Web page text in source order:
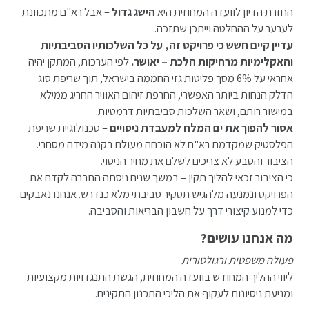
החזרת הדיון לוועדה המחוזית היאהישג גדול– אבל רא"ם מתכוונת
לערער על ההחלטה וייתכן שתזכה.
עדיין קיים חשש כי פרויקט זה, על כל השלכותיו הסביבתיות
והאקלימיות מרחיקות הלכת – יאושר.לפי הערכות, המתקן יהיה
אחראי על 6% מסך פליטות גזי החממה בישראל, תוך שריפת סוג
הדלק הנחות ביותר האפשרי, החרפת זיהום האוויר החריג ממילא
במישור רותם, ושאר השלכות סביבתיות דרמטיות.
אסור להפוך את ים המלח למעבדת ניסויים– טכנולוגיית שריפת
הפלסטיק שמקדמת רא"ם לא הוכחה מעולם בקנה מידה מסחרי.
הציבור והטבע לא צריכים לשלם את מחיר הניסוי.
כי הציבור זכאי להליך תקין – במשך שנים ניסתה החברה לקדם את
הפרויקט ונמנעה מלהגיש תסקיר סביבתי מלא כנדרש. אנחנו נאבקים
כדי למנוע קיצורי דרך על חשבון הבריאות והסביבה.
מה אנחנו עושים?
פעולה משפטית ורגולטורית
ליווי ההליך המחודש בוועדה המחוזית, הגשת התנגדויות מקצועיות
ומניעת ניסיונות לעקוף את הליכי התכנון התקינים.